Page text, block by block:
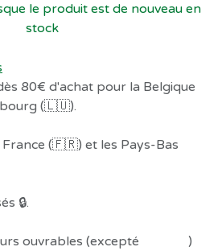
le produit est de nouveau en
stock
80€ d'achat pour la Belgique
(🇱🇺).
(🇫🇷) et les Pays-Bas
🔒.
ouvrables (excepté
)